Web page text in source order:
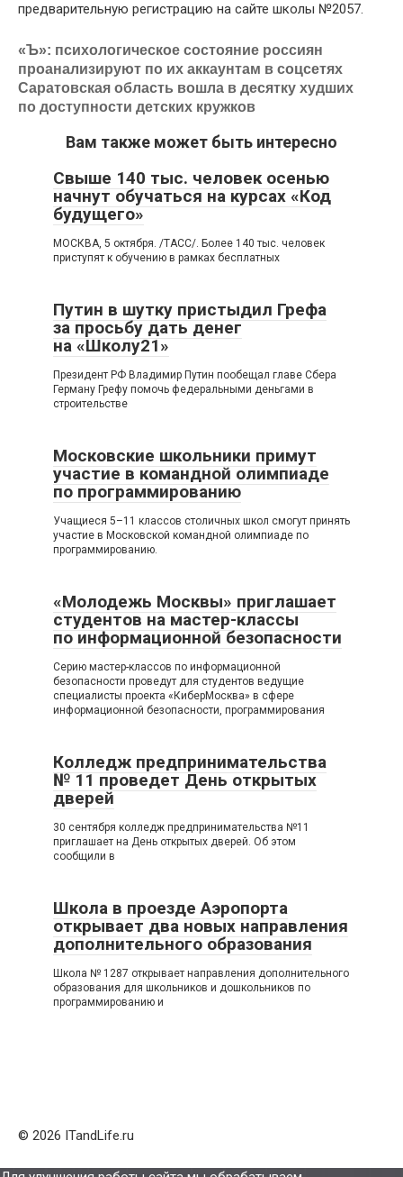
предварительную регистрацию на сайте школы №2057.
«Ъ»: психологическое состояние россиян
проанализируют по их аккаунтам в соцсетях
Саратовская область вошла в десятку худших
по доступности детских кружков
Вам также может быть интересно
Свыше 140 тыс. человек осенью
начнут обучаться на курсах «Код
будущего»
МОСКВА, 5 октября. /ТАСС/. Более 140 тыс. человек
приступят к обучению в рамках бесплатных
Путин в шутку пристыдил Грефа
за просьбу дать денег
на «Школу21»
Президент РФ Владимир Путин пообещал главе Сбера
Герману Грефу помочь федеральными деньгами в
строительстве
Московские школьники примут
участие в командной олимпиаде
по программированию
Учащиеся 5–11 классов столичных школ смогут принять
участие в Московской командной олимпиаде по
программированию.
«Молодежь Москвы» приглашает
студентов на мастер-классы
по информационной безопасности
Серию мастер-классов по информационной
безопасности проведут для студентов ведущие
специалисты проекта «КиберМосква» в сфере
информационной безопасности, программирования
Колледж предпринимательства
№ 11 проведет День открытых
дверей
30 сентября колледж предпринимательства №11
приглашает на День открытых дверей. Об этом
сообщили в
Школа в проезде Аэропорта
открывает два новых направления
дополнительного образования
Школа № 1287 открывает направления дополнительного
образования для школьников и дошкольников по
программированию и
© 2026 ITandLife.ru